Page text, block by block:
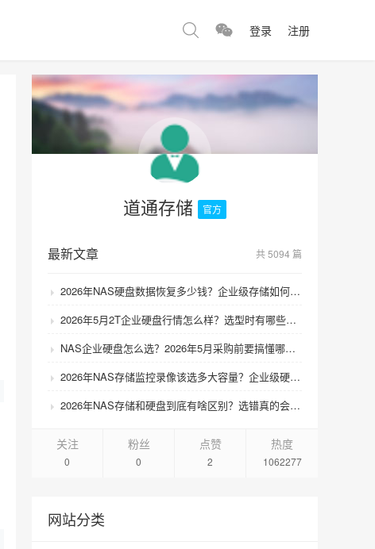
登录 注册
道通存储 官方
最新文章 共 5094 篇
2026年NAS硬盘数据恢复多少钱？企业级存储如何避免数据丢失风险？
2026年5月2T企业硬盘行情怎么样？选型时有哪些避坑技巧？
NAS企业硬盘怎么选？2026年5月采购前要搞懂哪些坑？
2026年NAS存储监控录像该选多大容量？企业级硬盘怎么搭配才划算？
2026年NAS存储和硬盘到底有啥区别？选错真的会后悔吗？
关注
0
粉丝
0
点赞
2
热度
1062277
网站分类